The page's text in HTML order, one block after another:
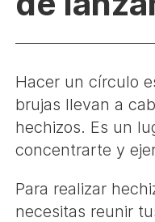
Hacer un círculo
brujas llevan a
hechizos. Es un
concentrarte y
Para realizar
necesitas reunir